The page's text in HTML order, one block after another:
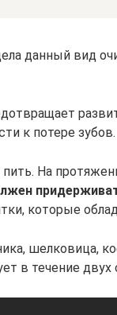
данный вид
к потере зубов.
пить. На
которые
шелковица,
в течение двух